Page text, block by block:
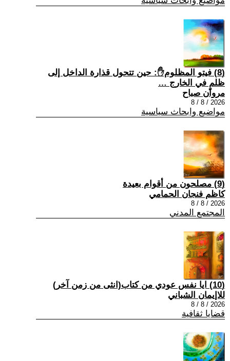
(8) فيتو المظلوم✋: حين تتحول قذارة الداخل إلى
ظلمٍ في الخارج …
مروان صباح
2026 / 8 / 8
مواضيع وابحاث سياسية
(9) مصلحون من أقوام بعيدة
كاظم فنجان الحمامي
2026 / 8 / 8
المجتمع المدني
(10) ايا نفس عودي من كتاب(انثى من زمن آخر)
للاإيمان الشباني
2026 / 8 / 8
قضايا ثقافية